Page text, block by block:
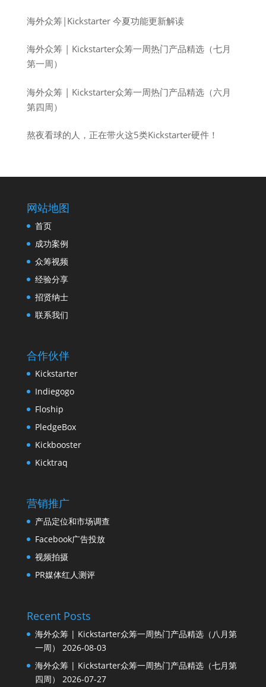
海外众筹|Kickstarter 今夏功能更新解读
海外众筹 | Kickstarter众筹一周热门产品精选（七月
第一周）
海外众筹 | Kickstarter众筹一周热门产品精选（六月
第四周）
熬夜看球的人，正在带火这5类Kickstarter硬件！
网站地图
首页
成功案例
众筹视频
经验分享
招贤纳士
联系我们
合作伙伴
Kickstarter
Indiegogo
Floship
PledgeBox
Kickbooster
Kicktraq
营销推广
产品定位和市场调查
Facebook广告投放
视频拍摄
PR媒体红人测评
Recent Posts
海外众筹 | Kickstarter众筹一周热门产品精选（八月第
一周）
2026-08-03
海外众筹 | Kickstarter众筹一周热门产品精选（七月第
四周）
2026-07-27